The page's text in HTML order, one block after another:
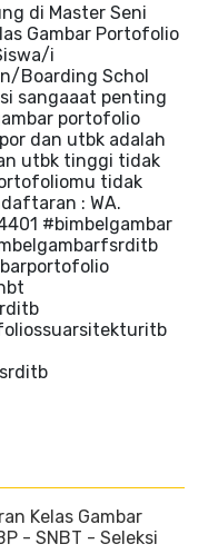
di Master Seni
Gambar Portofolio
i
Boarding Schol
sangaaat penting
portofolio
dan utbk adalah
utbk tinggi tidak
tidak
: WA.
#bimbelgambar
Kelas Gambar
- SNBT - Seleksi